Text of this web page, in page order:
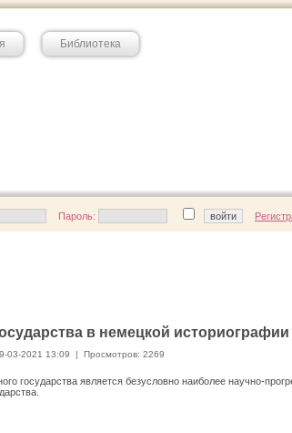
Библиотека
Пароль:
в немецкой историографии
03-2021 13:09 | Просмотров: 2269
государства является безусловно наиболее научно-